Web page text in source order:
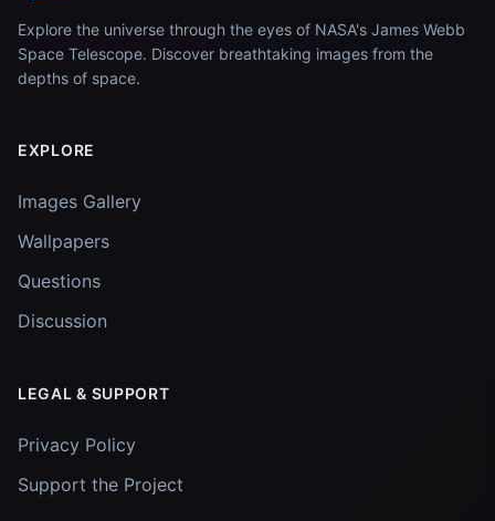
Explore the universe through the eyes of NASA's James Webb
Space Telescope. Discover breathtaking images from the
depths of space.
EXPLORE
Images Gallery
Wallpapers
Questions
Discussion
LEGAL & SUPPORT
Privacy Policy
Support the Project